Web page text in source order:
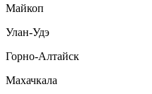
Майкоп
Улан-Удэ
Горно-Алтайск
Махачкала